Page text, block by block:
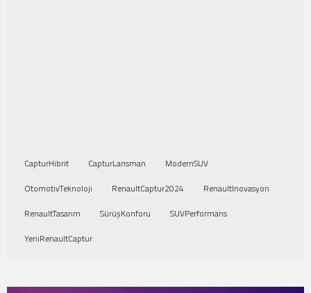
CapturHibrit CapturLansman
ModernSUV
OtomotivTeknoloji
RenaultCaptur2024
RenaultInovasyon
RenaultTasarım
SürüşKonforu
SUVPerformans
YeniRenaultCaptur